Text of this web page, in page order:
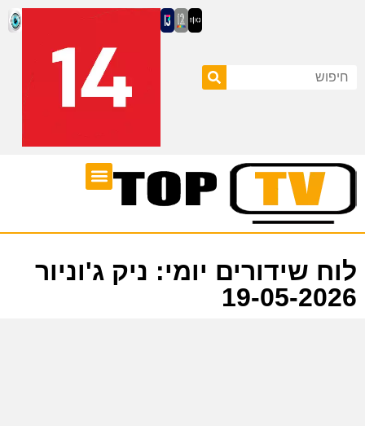
לוח שידורים יומי: ניק ג'וניור
19-05-2026